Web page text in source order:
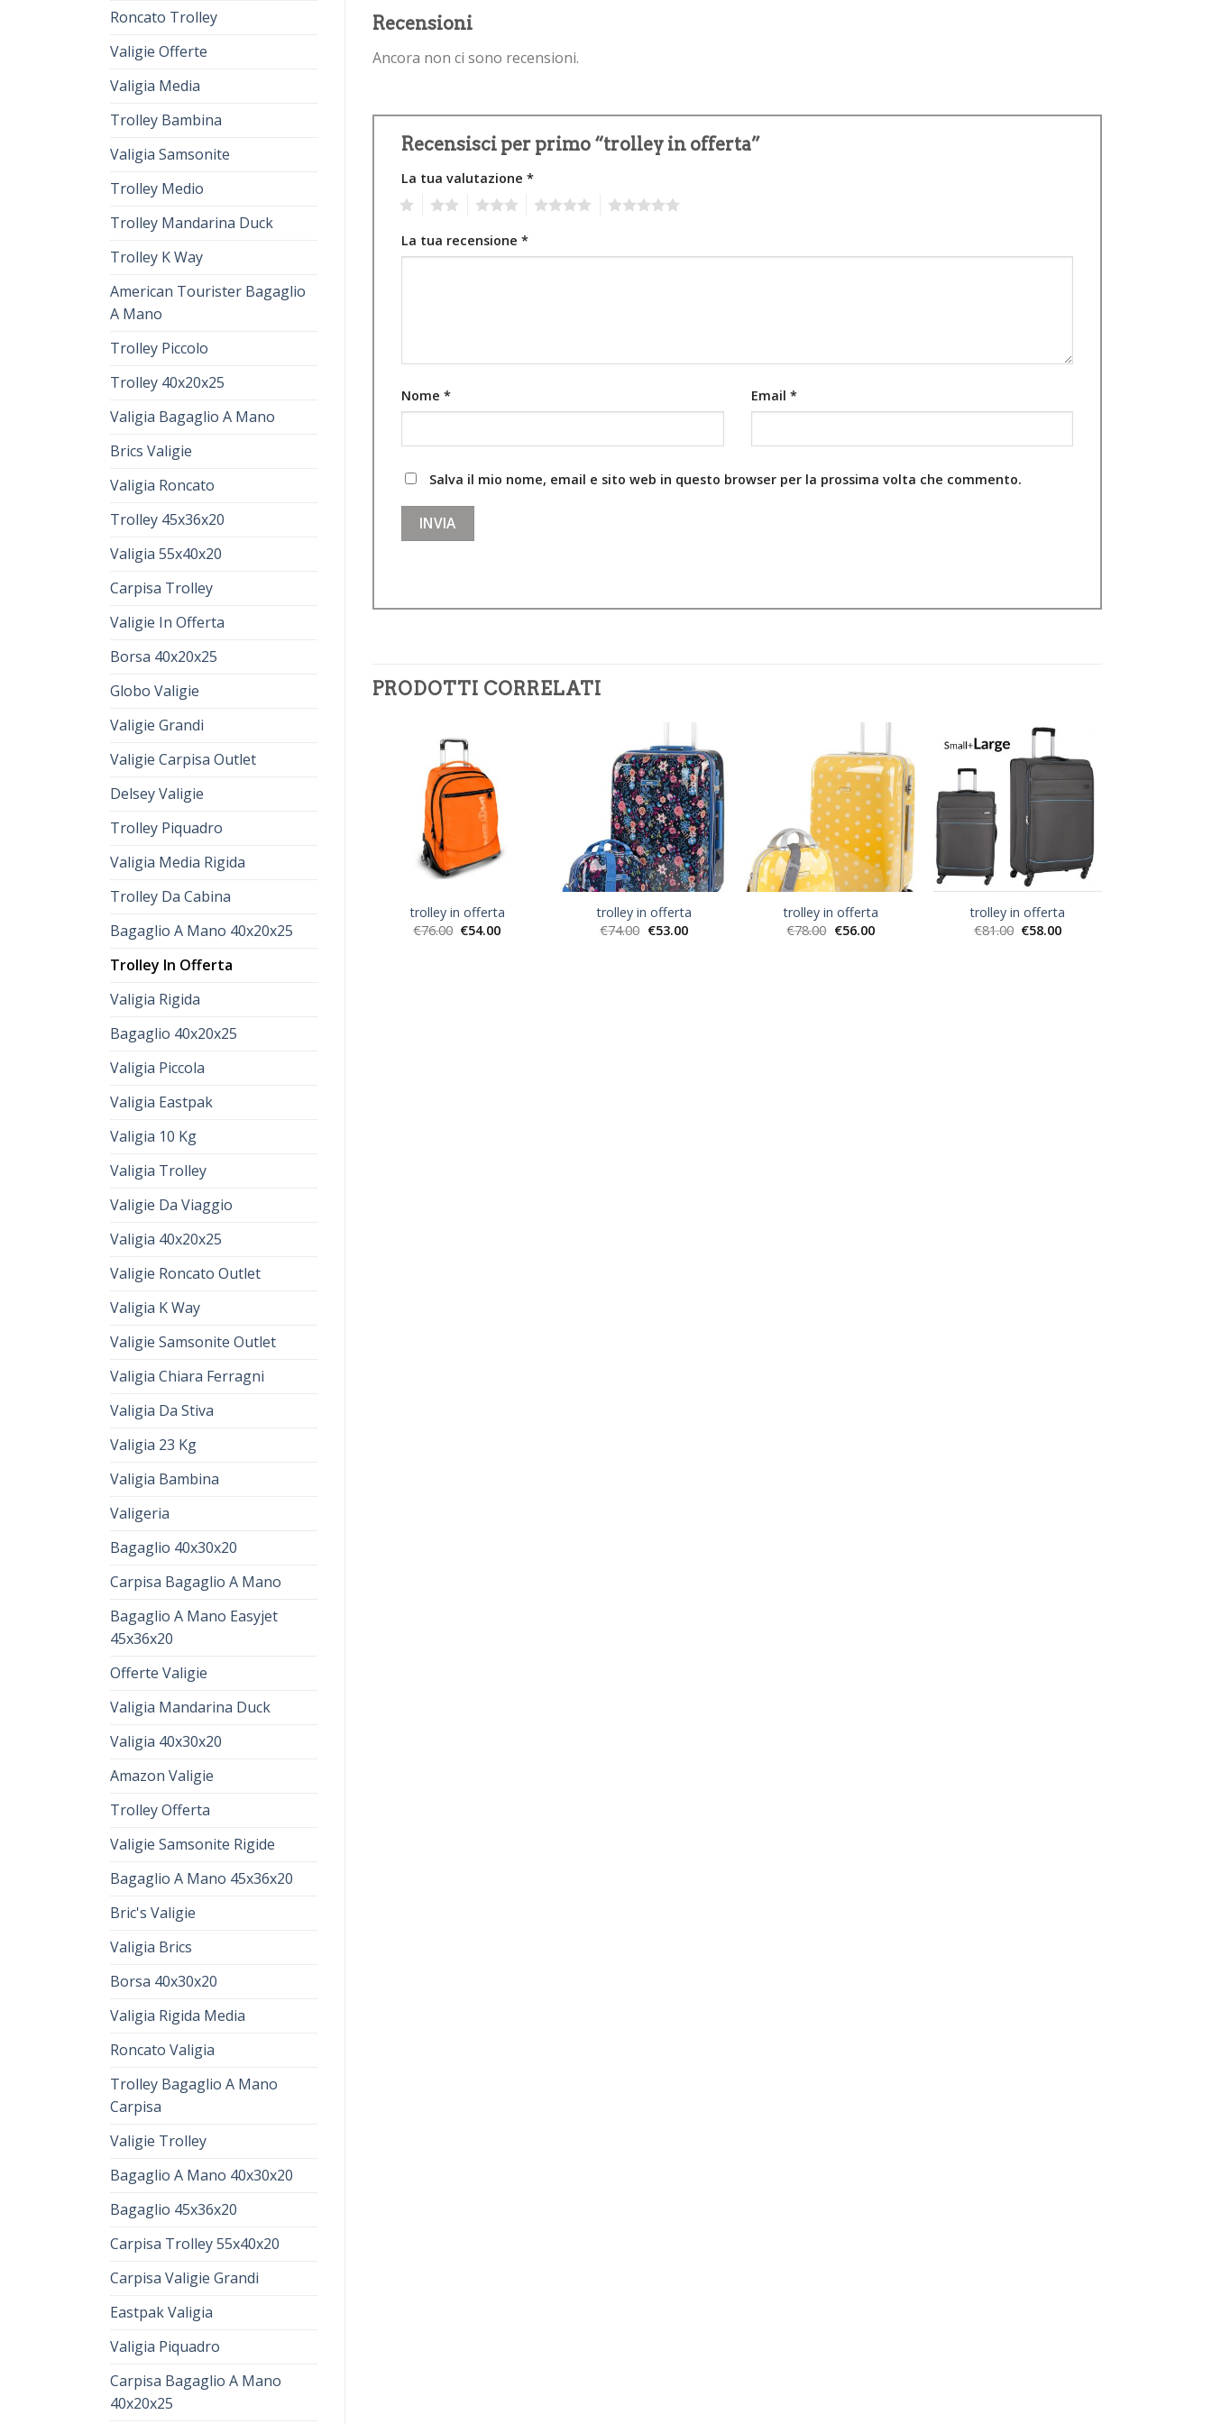
Roncato Trolley
Valigie Offerte
Valigia Media
Trolley Bambina
Valigia Samsonite
Trolley Medio
Trolley Mandarina Duck
Trolley K Way
American Tourister Bagaglio
A Mano
Trolley Piccolo
Trolley 40x20x25
Valigia Bagaglio A Mano
Brics Valigie
Valigia Roncato
Trolley 45x36x20
Valigia 55x40x20
Carpisa Trolley
Valigie In Offerta
Borsa 40x20x25
Globo Valigie
Valigie Grandi
Valigie Carpisa Outlet
Delsey Valigie
Trolley Piquadro
Valigia Media Rigida
Trolley Da Cabina
Bagaglio A Mano 40x20x25
Trolley In Offerta
Valigia Rigida
Bagaglio 40x20x25
Valigia Piccola
Valigia Eastpak
Valigia 10 Kg
Valigia Trolley
Valigie Da Viaggio
Valigia 40x20x25
Valigie Roncato Outlet
Valigia K Way
Valigie Samsonite Outlet
Valigia Chiara Ferragni
Valigia Da Stiva
Valigia 23 Kg
Valigia Bambina
Valigeria
Bagaglio 40x30x20
Carpisa Bagaglio A Mano
Bagaglio A Mano Easyjet
45x36x20
Offerte Valigie
Valigia Mandarina Duck
Valigia 40x30x20
Amazon Valigie
Trolley Offerta
Valigie Samsonite Rigide
Bagaglio A Mano 45x36x20
Bric's Valigie
Valigia Brics
Borsa 40x30x20
Valigia Rigida Media
Roncato Valigia
Trolley Bagaglio A Mano
Carpisa
Valigie Trolley
Bagaglio A Mano 40x30x20
Bagaglio 45x36x20
Carpisa Trolley 55x40x20
Carpisa Valigie Grandi
Eastpak Valigia
Valigia Piquadro
Carpisa Bagaglio A Mano
40x20x25
Recensioni
Ancora non ci sono recensioni.
Recensisci per primo “trolley in offerta”
La tua valutazione *
La tua recensione *
Nome * Email *
Salva il mio nome, email e sito web in questo browser per la prossima volta che commento.
PRODOTTI CORRELATI
trolley in offerta
€76.00 €54.00
trolley in offerta
€74.00 €53.00
trolley in offerta
€78.00 €56.00
trolley in offerta
€81.00 €58.00
52.00
€71.00 €51.00